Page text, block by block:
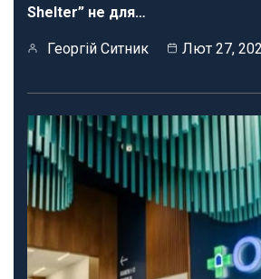
Shelter” не для…
Георгій Ситник Лют 27,